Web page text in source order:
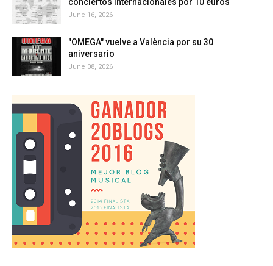
conciertos internacionales por 10 euros
June 16, 2026
"OMEGA" vuelve a València por su 30
aniversario
June 08, 2026